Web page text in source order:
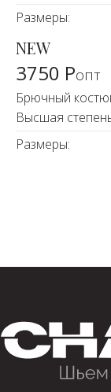
Размеры:
NEW
3750 Ропт
Брючный
Высшая
Размеры: